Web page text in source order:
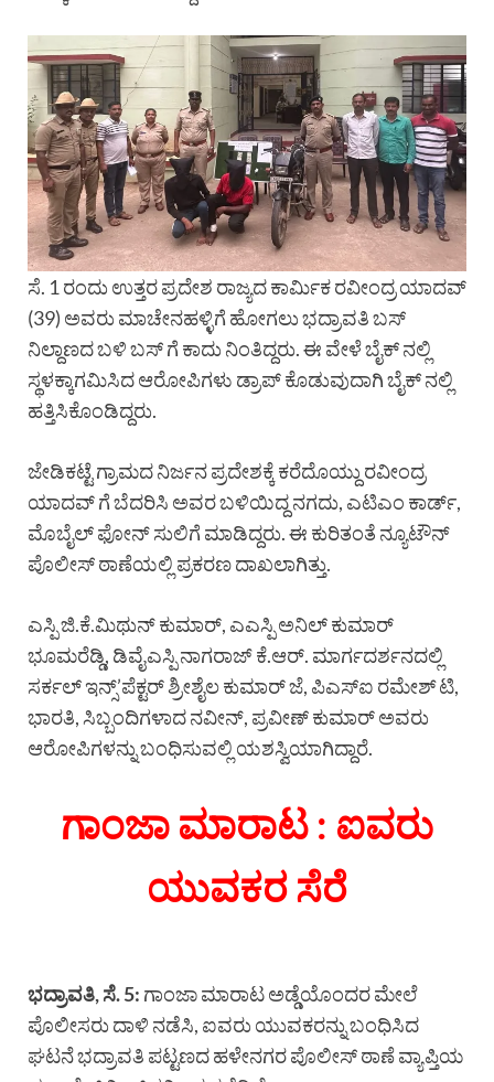
ಸೆ. 1 ರಂದು ಉತ್ತರ ಪ್ರದೇಶ ರಾಜ್ಯದ ಕಾರ್ಮಿಕ ರವೀಂದ್ರ ಯಾದವ್
(39) ಅವರು ಮಾಚೇನಹಳ್ಳಿಗೆ ಹೋಗಲು ಭದ್ರಾವತಿ ಬಸ್
ನಿಲ್ದಾಣದ ಬಳಿ ಬಸ್ ಗೆ ಕಾದು ನಿಂತಿದ್ದರು. ಈ ವೇಳೆ ಬೈಕ್ ನಲ್ಲಿ
ಸ್ಥಳಕ್ಕಾಗಮಿಸಿದ ಆರೋಪಿಗಳು ಡ್ರಾಪ್ ಕೊಡುವುದಾಗಿ ಬೈಕ್ ನಲ್ಲಿ
ಹತ್ತಿಸಿಕೊಂಡಿದ್ದರು.
ಜೇಡಿಕಟ್ಟೆ ಗ್ರಾಮದ ನಿರ್ಜನ ಪ್ರದೇಶಕ್ಕೆ ಕರೆದೊಯ್ದು ರವೀಂದ್ರ
ಯಾದವ್ ಗೆ ಬೆದರಿಸಿ ಅವರ ಬಳಿಯಿದ್ದ ನಗದು, ಎಟಿಎಂ ಕಾರ್ಡ್,
ಮೊಬೈಲ್ ಫೋನ್ ಸುಲಿಗೆ ಮಾಡಿದ್ದರು. ಈ ಕುರಿತಂತೆ ನ್ಯೂಟೌನ್
ಪೊಲೀಸ್ ಠಾಣೆಯಲ್ಲಿ ಪ್ರಕರಣ ದಾಖಲಾಗಿತ್ತು.
ಎಸ್ಪಿ ಜಿ.ಕೆ.ಮಿಥುನ್ ಕುಮಾರ್, ಎಎಸ್ಪಿ ಅನಿಲ್ ಕುಮಾರ್
ಭೂಮರೆಡ್ಡಿ, ಡಿವೈಎಸ್ಪಿ ನಾಗರಾಜ್ ಕೆ.ಆರ್. ಮಾರ್ಗದರ್ಶನದಲ್ಲಿ
ಸರ್ಕಲ್ ಇನ್ಸ್’ಪೆಕ್ಟರ್ ಶ್ರೀಶೈಲ ಕುಮಾರ್ ಜೆ, ಪಿಎಸ್ಐ ರಮೇಶ್ ಟಿ,
ಭಾರತಿ, ಸಿಬ್ಬಂದಿಗಳಾದ ನವೀನ್, ಪ್ರವೀಣ್ ಕುಮಾರ್ ಅವರು
ಆರೋಪಿಗಳನ್ನು ಬಂಧಿಸುವಲ್ಲಿ ಯಶಸ್ವಿಯಾಗಿದ್ದಾರೆ.
ಗಾಂಜಾ ಮಾರಾಟ : ಐವರು
ಯುವಕರ ಸೆರೆ
ಭದ್ರಾವತಿ, ಸೆ. 5: ಗಾಂಜಾ ಮಾರಾಟ ಅಡ್ಡೆಯೊಂದರ ಮೇಲೆ
ಪೊಲೀಸರು ದಾಳಿ ನಡೆಸಿ, ಐವರು ಯುವಕರನ್ನು ಬಂಧಿಸಿದ
ಘಟನೆ ಭದ್ರಾವತಿ ಪಟ್ಟಣದ ಹಳೇನಗರ ಪೊಲೀಸ್ ಠಾಣೆ ವ್ಯಾಪ್ತಿಯ